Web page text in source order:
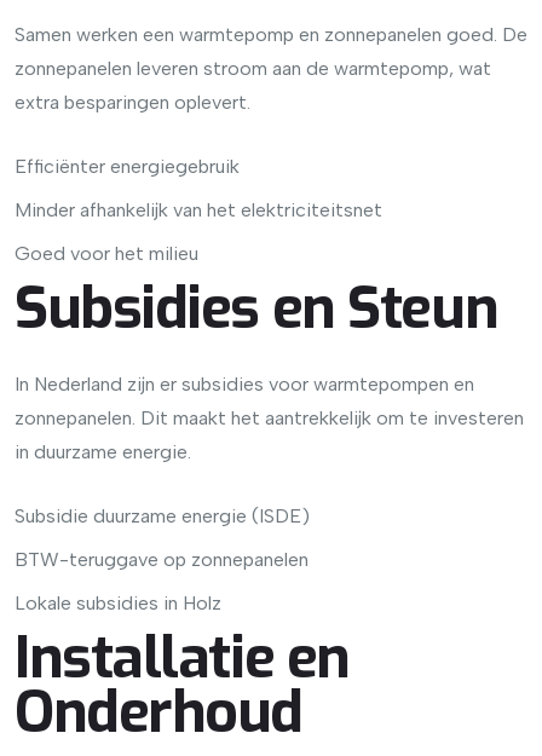
Samen werken een warmtepomp en zonnepanelen goed. De
zonnepanelen leveren stroom aan de warmtepomp, wat
extra besparingen oplevert.
Efficiënter energiegebruik
Minder afhankelijk van het elektriciteitsnet
Goed voor het milieu
Subsidies en Steun
In Nederland zijn er subsidies voor warmtepompen en
zonnepanelen. Dit maakt het aantrekkelijk om te investeren
in duurzame energie.
Subsidie duurzame energie (ISDE)
BTW-teruggave op zonnepanelen
Lokale subsidies in Holz
Installatie en
Onderhoud